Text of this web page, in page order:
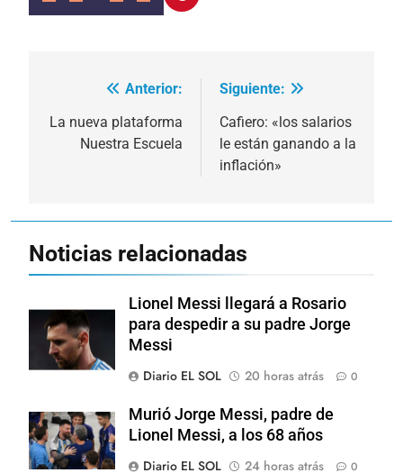
Navegación
de
Anterior:
La nueva plataforma
Nuestra Escuela
Siguiente:
Cafiero: «los salarios
le están ganando a la
inflación»
Noticias relacionadas
Lionel Messi llegará a Rosario
para despedir a su padre Jorge
Messi
Diario EL SOL
20 horas atrás 0
Murió Jorge Messi, padre de
Lionel Messi, a los 68 años
Diario EL SOL
24 horas atrás 0